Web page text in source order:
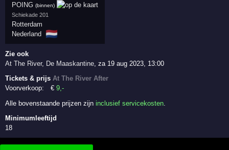
POING (binnen)
Schiekade 201
Rotterdam
Nederland
🇳🇱
Zie ook
At The River, De Maaskantine,za 19 aug 2023, 13:00
Tickets & prijsAt The River After
Voorverkoop:
€9,-
Alle bovenstaande prijzen zijninclusief servicekosten
Minimumleeftijd
18